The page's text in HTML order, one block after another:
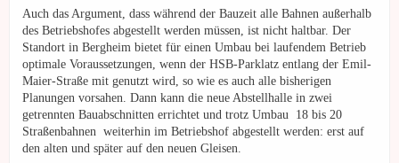
Auch das Argument, dass während der Bauzeit alle Bahnen außerhalb
des Betriebshofes abgestellt werden müssen, ist nicht haltbar. Der
Standort in Bergheim bietet für einen Umbau bei laufendem Betrieb
optimale Voraussetzungen, wenn der HSB-Parklatz entlang der Emil-
Maier-Straße mit genutzt wird, so wie es auch alle bisherigen
Planungen vorsahen. Dann kann die neue Abstellhalle in zwei
getrennten Bauabschnitten errichtet und trotz Umbau 18 bis 20
Straßenbahnen weiterhin im Betriebshof abgestellt werden: erst auf
den alten und später auf den neuen Gleisen.